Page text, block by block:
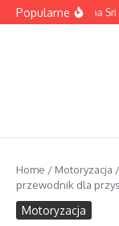
Przejdź do treści
PopularneSurfing na Sri
Home / Motoryzacja /
przewodnik dla
Motoryzacja